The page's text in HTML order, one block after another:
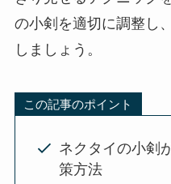
の小剣を適切に調整し
しましょう。
この記事のポイント
ネクタイの小剣
策方法